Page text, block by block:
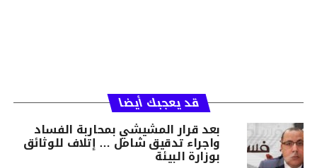
قد يعجبك أيضا
بعد قرار المشيشي بمحاربة الفساد
واجراء تدقيق شامل … إتلاف للوثائق
بوزارة البيئة